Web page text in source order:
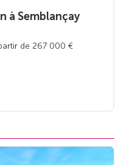
à Semblançay
de 267 000 €